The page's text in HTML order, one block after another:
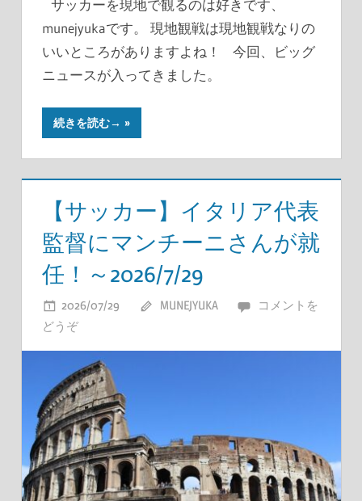
サッカーを現地で観るのは好きです、
munejyukaです。 現地観戦は現地観戦なりの
いいところがありますよね！ 今回、ビッグ
ニュースが入ってきました。
続きを読む→
【サッカー】イタリア代表
監督にマンチーニさんが就
任！～2026/7/29
2026/07/29 MUNEJYUKA
コメントを
どうぞ